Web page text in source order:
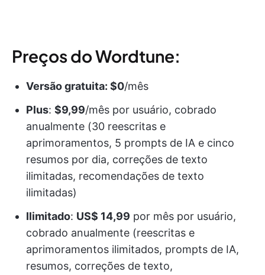
Preços do Wordtune:
Versão gratuita: $0/mês
Plus: $9,99/mês por usuário, cobrado
anualmente (30 reescritas e
aprimoramentos, 5 prompts de IA e cinco
resumos por dia, correções de texto
ilimitadas, recomendações de texto
ilimitadas)
Ilimitado: US$ 14,99 por mês por usuário,
cobrado anualmente (reescritas e
aprimoramentos ilimitados, prompts de IA,
resumos, correções de texto,